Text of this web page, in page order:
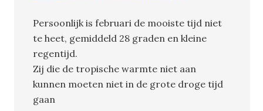
Persoonlijk is februari de mooiste tijd niet
te heet, gemiddeld 28 graden en kleine
regentijd.
Zij die de tropische warmte niet aan
kunnen moeten niet in de grote droge tijd
gaan